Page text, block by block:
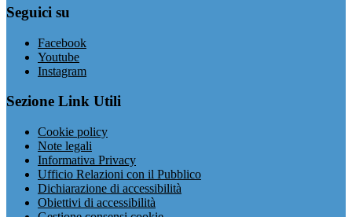
Seguici su
Facebook
Youtube
Instagram
Sezione Link Utili
Cookie policy
Note legali
Informativa Privacy
Ufficio Relazioni con il Pubblico
Dichiarazione di accessibilità
Obiettivi di accessibilità